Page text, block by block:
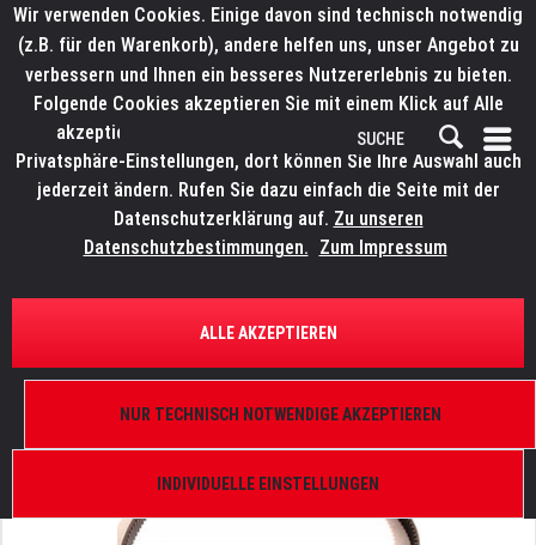
ÜBERSICHT ERSATZTEILE
ELATION 9900007556
Wir verwenden Cookies. Einige davon sind technisch notwendig
(z.B. für den Warenkorb), andere helfen uns, unser Angebot zu
verbessern und Ihnen ein besseres Nutzererlebnis zu bieten.
Folgende Cookies akzeptieren Sie mit einem Klick auf Alle
akzeptieren. Weitere Informationen finden Sie in den
Privatsphäre-Einstellungen, dort können Sie Ihre Auswahl auch
jederzeit ändern. Rufen Sie dazu einfach die Seite mit der
Datenschutzerklärung auf. Zu unseren
Datenschutzbestimmungen. Zum Impressum
INDIVIDUELLE EINSTELLUNGEN
NUR TECHNISCH NOTWENDIGE AKZEPTIEREN
ALLE AKZEPTIEREN